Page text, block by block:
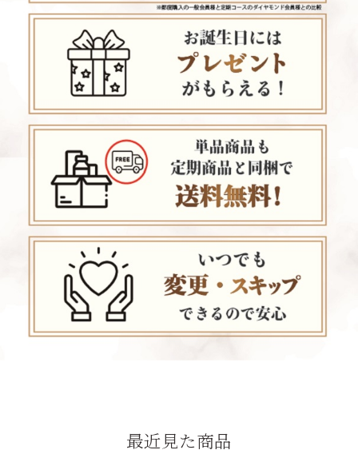
最近見た商品